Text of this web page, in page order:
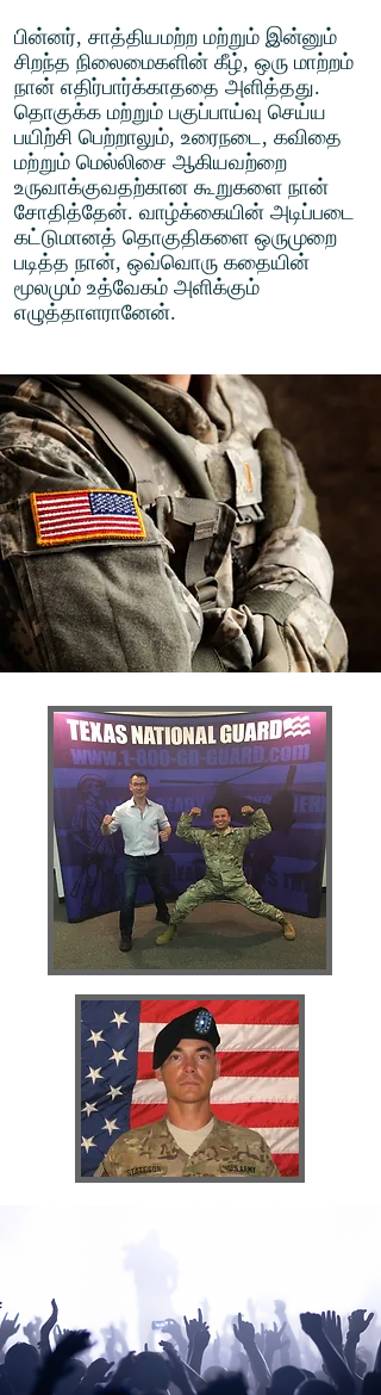
பின்னர், சாத்தியமற்ற மற்றும் இன்னும்
சிறந்த நிலைமைகளின் கீழ், ஒரு மாற்றம்
நான் எதிர்பார்க்காததை அளித்தது.
தொகுக்க மற்றும் பகுப்பாய்வு செய்ய
பயிற்சி பெற்றாலும், உரைநடை, கவிதை
மற்றும் மெல்லிசை ஆகியவற்றை
உருவாக்குவதற்கான கூறுகளை நான்
சோதித்தேன். வாழ்க்கையின் அடிப்படை
கட்டுமானத் தொகுதிகளை ஒருமுறை
படித்த நான், ஒவ்வொரு கதையின்
மூலமும் உத்வேகம் அளிக்கும்
எழுத்தாளரானேன்.